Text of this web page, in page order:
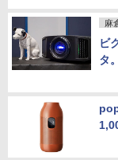
麻
ビ
タ